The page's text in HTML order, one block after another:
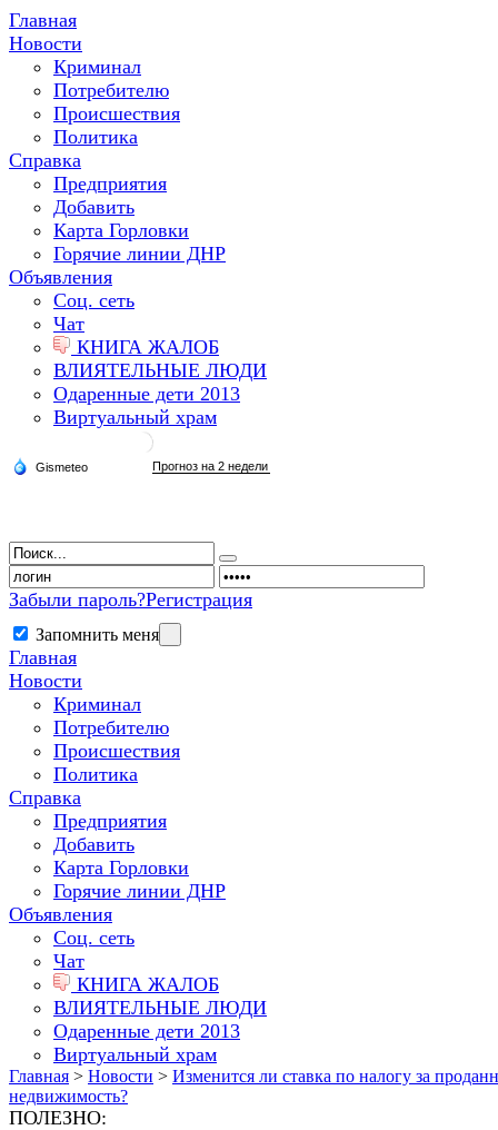
Главная
Новости
Криминал
Потребителю
Происшествия
Политика
Справка
Предприятия
Добавить
Карта Горловки
Горячие линии ДНР
Объявления
Соц. сеть
Чат
КНИГА ЖАЛОБ
ВЛИЯТЕЛЬНЫЕ ЛЮДИ
Одаренные дети 2013
Виртуальный храм
Забыли пароль?Регистрация
Запомнить меня
Главная
Новости
Криминал
Потребителю
Происшествия
Политика
Справка
Предприятия
Добавить
Карта Горловки
Горячие линии ДНР
Объявления
Соц. сеть
Чат
КНИГА ЖАЛОБ
ВЛИЯТЕЛЬНЫЕ ЛЮДИ
Одаренные дети 2013
Виртуальный храм
Главная > Новости > Изменится ли ставка по налогу за
недвижимость?
ПОЛЕЗНО: